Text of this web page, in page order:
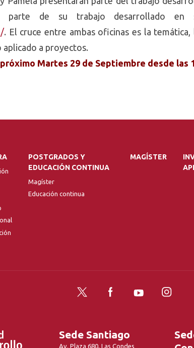
parte de su trabajo desarrollado en
. El cruce entre ambas oficinas es la
a proyectos.
Martes 29 de Septiembre desde las
POSTGRADOS Y
EDUCACIÓN CONTINUA
Magíster
Educación continua
MAGÍSTER
Twitter FacebookYouTubeInstagram
Sede Santiago
Av. Plaza 680, Las Condes